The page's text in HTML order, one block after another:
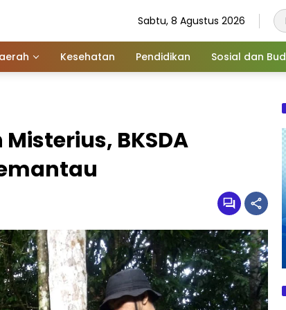
Sabtu, 8 Agustus 2026
Kesehatan Pendidikan Sosial dan
BKSDA